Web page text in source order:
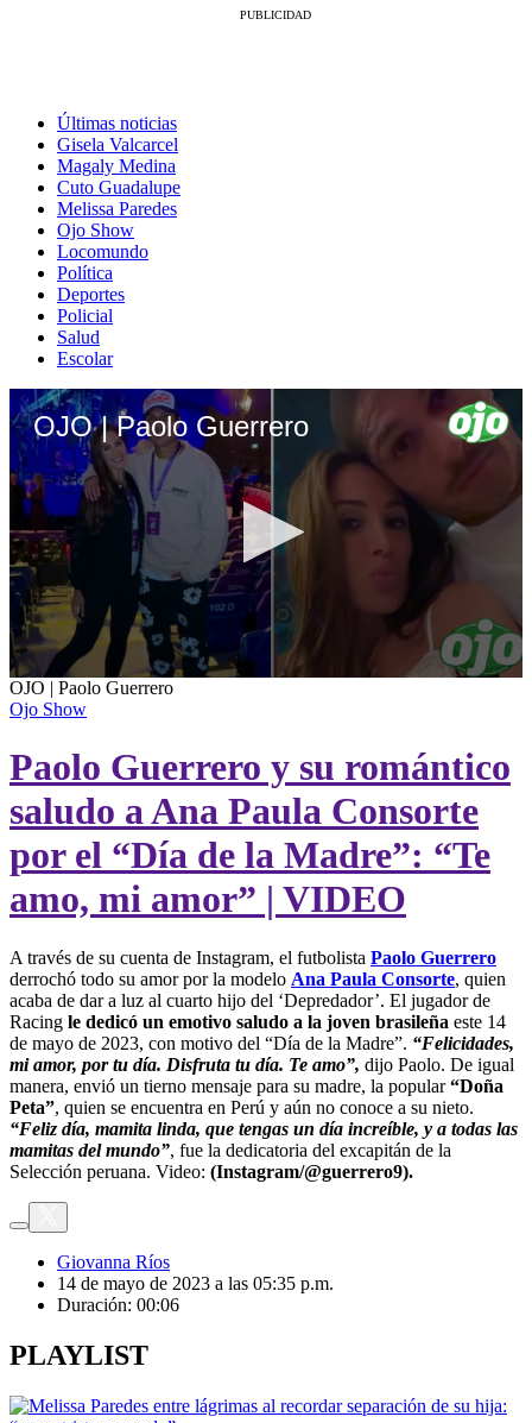
Últimas noticias
Gisela Valcarcel
Magaly Medina
Cuto Guadalupe
Melissa Paredes
Ojo Show
Locomundo
Política
Deportes
Policial
Salud
Escolar
OJO | Paolo Guerrero
0
seconds
of
seconds
OJO | Paolo Guerrero
Ojo Show
Paolo Guerrero y su romántico
saludo a Ana Paula Consorte
por el “Día de la Madre”: “Te
amo, mi amor” | VIDEO
A través de su cuenta de Instagram, el futbolista Paolo Guerrero
derrochó todo su amor por la modelo Ana Paula Consorte, quien
acaba de dar a luz al cuarto hijo del ‘Depredador’. El jugador de
Racing le dedicó un emotivo saludo a la joven brasileña este 14
de mayo de 2023, con motivo del “Día de la Madre”. “Felicidades,
mi amor, por tu día. Disfruta tu día. Te amo”, dijo Paolo. De igual
manera, envió un tierno mensaje para su madre, la popular“Doña
Peta”, quien se encuentra en Perú y aún no conoce a su nieto.
“Feliz día, mamita linda, que tengas un día increíble, y a todas las
mamitas del mundo”, fue la dedicatoria del excapitán de la
Selección peruana. Video: (Instagram/@guerrero9).
Giovanna Ríos
14 de mayo de 2023 a las 05:35 p.m.
Duración: 00:06
PLAYLIST